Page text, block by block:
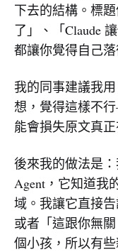
下去的結構。標
了」、「Claude
都讓你覺得自己
我的同事建議我
想，覺得這樣不
能會損失原文真
後來我的做法是
Agent，它知道我
域。我讓它直接
或者「這跟你無
個小孩，所以有